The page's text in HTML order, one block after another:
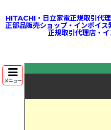
HITACHI・日立家電正規取引代
正部品販売ショップ・インボイ
正規取引代理店・
メニュー